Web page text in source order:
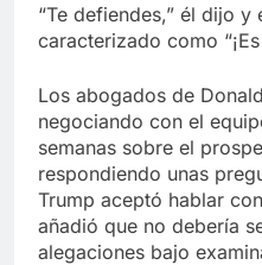
“Te defiendes,” él dijo
caracterizado como
Los abogados de
negociando con el
semanas sobre el
respondiendo unas
Trump aceptó hablar
añadió que no debería
alegaciones bajo